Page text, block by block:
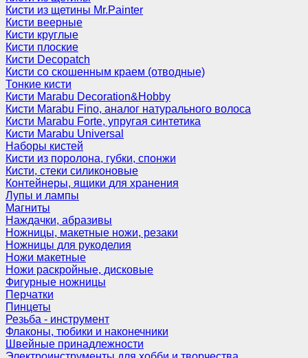
Кисти из щетины Mr.Painter
Кисти веерные
Кисти круглые
Кисти плоские
Кисти Decopatch
Кисти со скошенным краем (отводные)
Тонкие кисти
Кисти Marabu Decoration&Hobby
Кисти Marabu Fino, аналог натурального волоса
Кисти Marabu Forte, упругая синтетика
Кисти Marabu Universal
Наборы кистей
Кисти из поролона, губки, спонжи
Кисти, стеки силиконовые
Контейнеры, ящики для хранения
Лупы и лампы
Магниты
Наждачки, абразивы
Ножницы, макетные ножи, резаки
Ножницы для рукоделия
Ножи макетные
Ножи раскройные, дисковые
Фигурные ножницы
Перчатки
Пинцеты
Резьба - инструмент
Флаконы, тюбики и наконечники
Швейные принадлежности